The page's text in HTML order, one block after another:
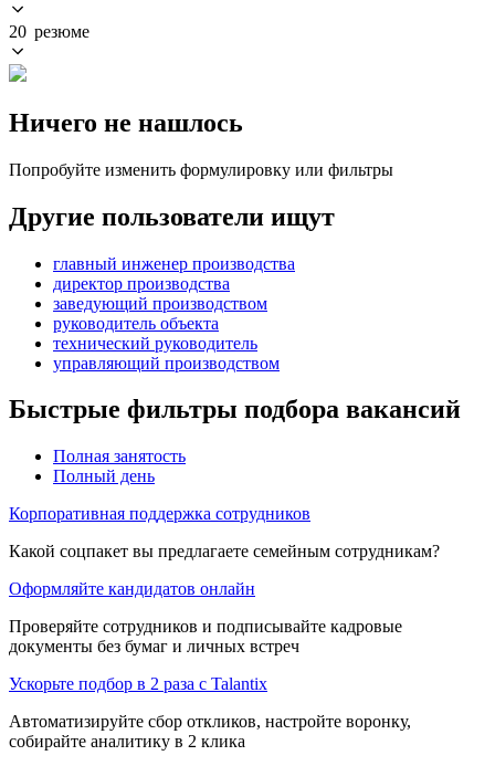
20 резюме
Ничего не нашлось
Попробуйте изменить формулировку или фильтры
Другие пользователи ищут
главный инженер производства
директор производства
заведующий производством
руководитель объекта
технический руководитель
управляющий производством
Быстрые фильтры подбора вакансий
Полная занятость
Полный день
Корпоративная поддержка сотрудников
Какой соцпакет вы предлагаете семейным сотрудникам?
Оформляйте кандидатов онлайн
Проверяйте сотрудников и подписывайте кадровые
документы без бумаг и личных встреч
Ускорьте подбор в 2 раза с Talantix
Автоматизируйте сбор откликов, настройте воронку,
собирайте аналитику в 2 клика